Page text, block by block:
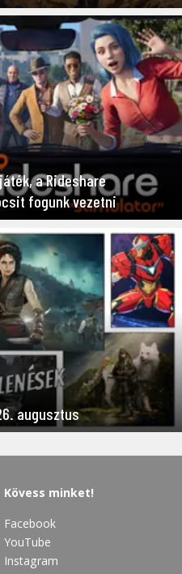
a Rideshare
fogunk vezetni
augusztus
Kövess minket!
Facebook
YouTube
Instagram